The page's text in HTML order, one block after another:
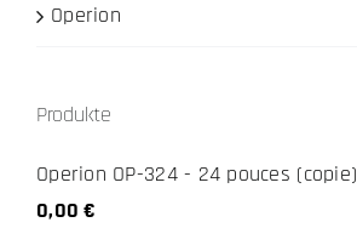
Operion
Produkte
Operion OP-324 - 24 pouces (copie)
0,00€